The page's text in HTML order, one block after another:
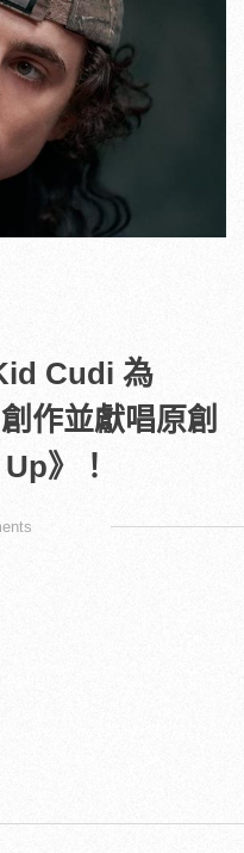
Cudi 為
作並獻唱原創
》！